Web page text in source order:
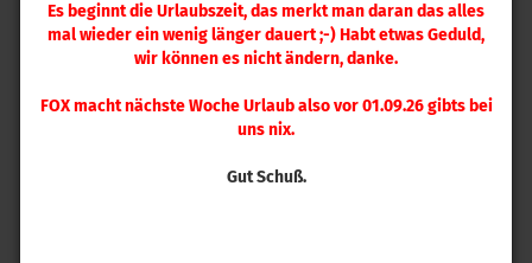
Es beginnt die Urlaubszeit, das merkt man daran das alles
mal wieder ein wenig länger dauert ;-) Habt etwas Geduld,
wir können es nicht ändern, danke.
FOX macht nächste Woche Urlaub also vor 01.09.26 gibts bei
uns nix.
Gut Schuß.